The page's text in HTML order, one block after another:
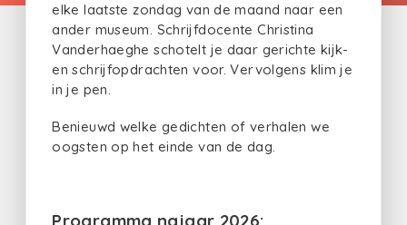
elke laatste zondag van de maand naar een
ander museum. Schrijfdocente Christina
Vanderhaeghe schotelt je daar gerichte kijk-
en schrijfopdrachten voor. Vervolgens klim je
in je pen.
Benieuwd welke gedichten of verhalen we
oogsten op het einde van de dag.